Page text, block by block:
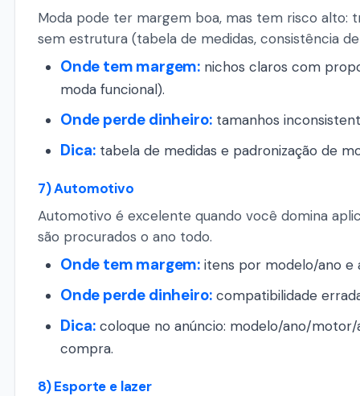
Moda pode ter margem boa, mas tem risco alto:
sem estrutura (tabela de medidas, consistência
Onde tem margem:nichos claros com
moda funcional).
Onde perde dinheiro: tamanhos
Dica: tabela de medidas e padronização de
7) Automotivo
Automotivo é excelente quando você domina
são procurados o ano todo.
Onde tem margem:itens por modelo/ano e
Onde perde dinheiro: compatibilidade
Dica: coloque no anúncio: modelo/ano/
compra.
8) Esporte e lazer